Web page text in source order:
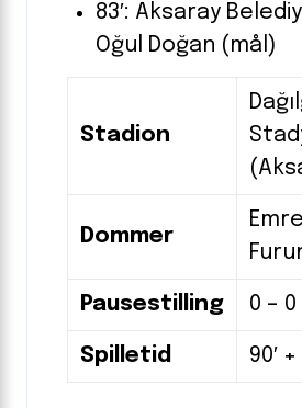
83′: Aksaray
Oğul Doğan (mål)
Stadion
Dommer
Pausestilling 0 – 0
Spilletid 90′ +